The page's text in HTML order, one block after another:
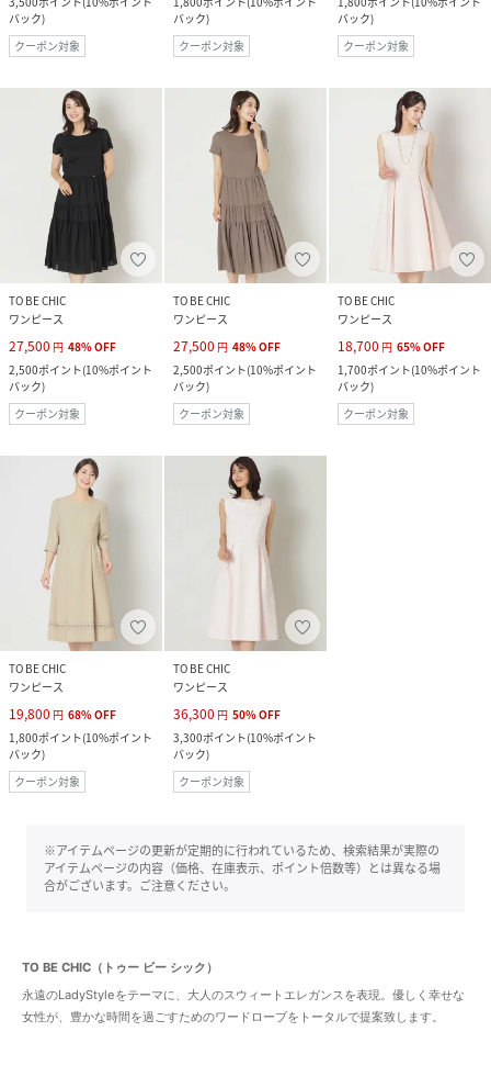
バック)
クーポン対象
バック)
クーポン対象
バック)
クーポン対象
TO BE CHIC
ワンピース
27,500 円 48%OFF
2,500ポイント(10%ポイント
バック)
クーポン対象
TO BE CHIC
ワンピース
27,500 円 48%OFF
2,500ポイント(10%ポイント
バック)
クーポン対象
TO BE CHIC
ワンピース
18,700 円 65%OFF
1,700ポイント(10%ポイント
バック)
クーポン対象
TO BE CHIC
ワンピース
19,800 円 68%OFF
1,800ポイント(10%ポイント
バック)
クーポン対象
TO BE CHIC
ワンピース
36,300 円 50%OFF
3,300ポイント(10%ポイント
バック)
クーポン対象
※アイテムページの更新が定期的に行われているため、検索結果が実際の
アイテムページの内容（価格、在庫表示、ポイント倍数等）とは異なる場
合がございます。ご注意ください。
TO BE CHIC（トゥー ビー シック）
永遠のLadyStyleをテーマに、大人のスウィートエレガンスを表現。優しく幸せな
女性が、豊かな時間を過ごすためのワードローブをトータルで提案致します。